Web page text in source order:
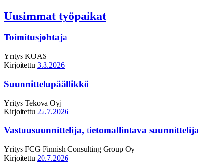
Uusimmat työpaikat
Toimitusjohtaja
Yritys KOAS
Kirjoitettu 3.8.2026
Suunnittelupäällikkö
Yritys Tekova Oyj
Kirjoitettu 22.7.2026
Vastuusuunnittelija, tietomallintava suunnittelija
Yritys FCG Finnish Consulting Group Oy
Kirjoitettu 20.7.2026